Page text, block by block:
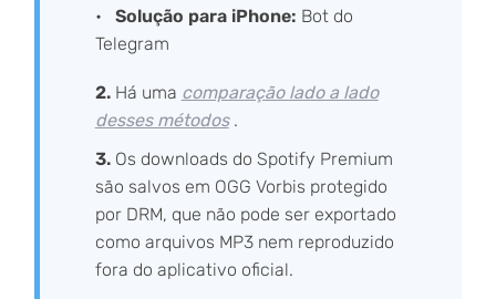
Solução para iPhone: Bot do
Telegram
2.Há uma comparação lado a lado
desses métodos.
3.Os downloads do Spotify Premium
são salvos em OGG Vorbis protegido
por DRM, que não pode ser exportado
como arquivos MP3 nem reproduzido
fora do aplicativo oficial.